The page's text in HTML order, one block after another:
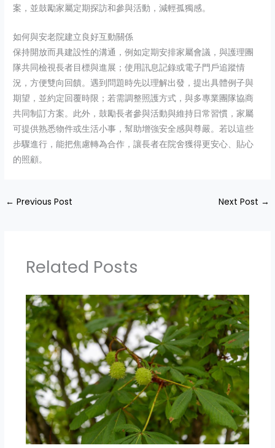
案，並鼓勵家屬定期探訪和參與活動，減輕孤獨感。
如何與安老院建立良好互動關係
保持開放而具建設性的溝通，例如定期安排家屬會議，與護理團
隊共同檢視長者目標與進展；使用訊息記錄或電子門戶追蹤情
況，方便雙向回饋。遇到問題時先以理解出發，提出具體例子與
期望，並約定回覆時限；若需調整照護方式，與多專業團隊協商
共同制訂方案。此外，鼓勵長者參與活動與維持日常習慣，家屬
可提供熟悉物件或生活小事，幫助增強安全感與尊嚴。若以這些
步驟進行，能把焦慮轉為合作，讓長者在院舍獲得更安心、貼心
的照顧。
← Previous Post Next Post →
Related Posts